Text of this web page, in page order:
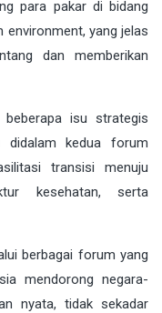
para pakar di bidang
yang jelas
dan memberikan
isu strategis
didalam kedua forum
transisi menuju
kesehatan, serta
berbagai forum yang
mendorong negara-
nyata, tidak sekadar